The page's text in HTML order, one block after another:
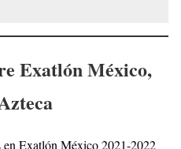
Exatlón México,
en Exatlón México 2021-2022